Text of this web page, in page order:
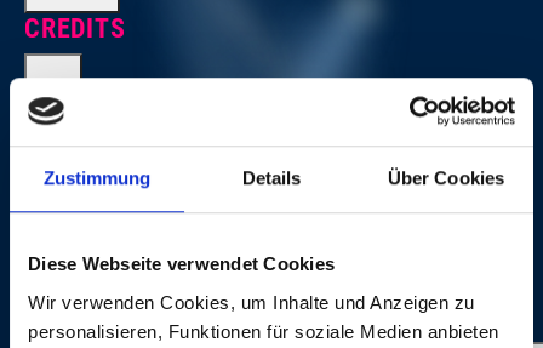
Zustimmung Details Über Cookies
Diese Webseite verwendet Cookies
Wir verwenden Cookies, um Inhalte und Anzeigen zu
personalisieren, Funktionen für soziale Medien anbieten
CREDITS
Executive Producer for Baloise Session/Session Basel
AG: Beatrice Stirnimann Producer for Baloise
Productions, Wallbach (Switzerland) Director: Roli
Bärlocher Sound: Ron Kurz ©: Session Basel AG 2015
Live Photos: © Dominik Plüss